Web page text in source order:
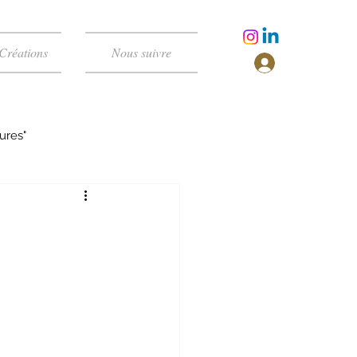
Nous suivre
- Univers Low Fantasy